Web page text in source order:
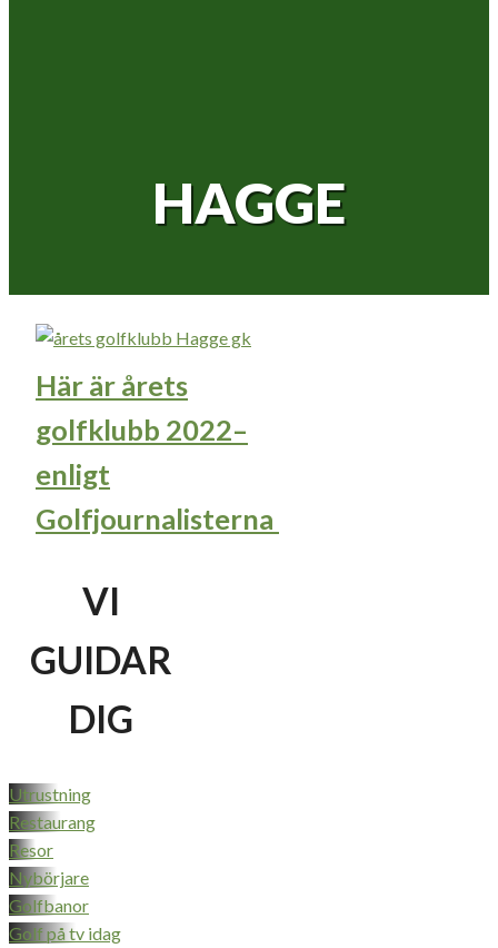
HAGGE
Här är årets
golfklubb 2022–
enligt
Golfjournalisterna
VI
GUIDAR
DIG
Utrustning
Restaurang
Resor
Nybörjare
Golfbanor
Golf på tv idag